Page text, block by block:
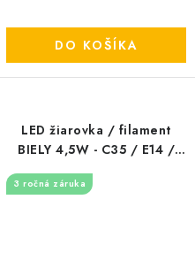
DO KOŠÍKA
LED žiarovka / filament
BIELY 4,5W - C35 / E14 /
3000K - ZWF106
3 ročná záruka